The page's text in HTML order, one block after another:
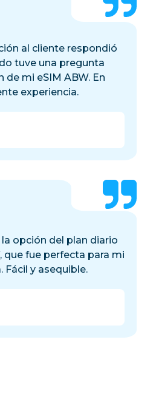
al cliente respondió
tuve una pregunta
de mi eSIM ABW. En
experiencia.
opción del plan diario
que fue perfecta para mi
Fácil y asequible.